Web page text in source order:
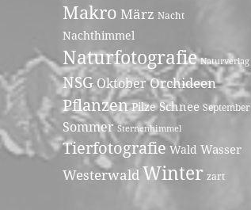
Makro März Nacht
Nachthimmel
Naturfotografie Naturverlag
NSG OktoberOrchideen
Pflanzen Pilze Schnee September
Sommer Sternenhimmel
Tierfotografie Wald Wasser
WesterwaldWinter zart